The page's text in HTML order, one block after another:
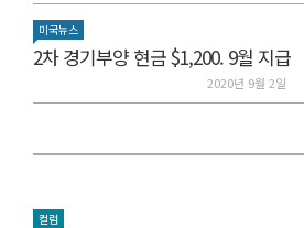
미국뉴스
2차 경기부양 현금 $1,200. 9월 지급
2020년 9월 2일
컬럼